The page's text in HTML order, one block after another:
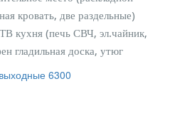
кровать, две раздельные)
кухня (печь СВЧ, эл.чайник,
гладильная доска, утюг
6300